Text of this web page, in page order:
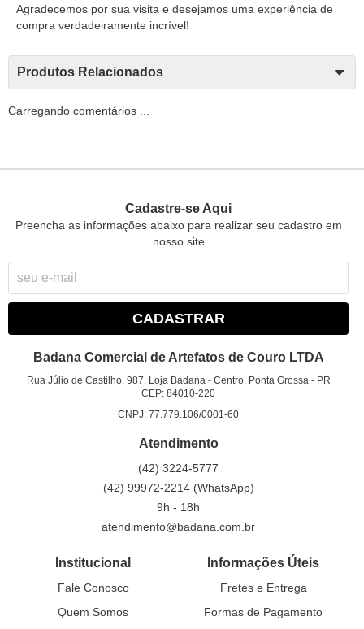
Agradecemos por sua visita e desejamos uma experiência de
compra verdadeiramente incrível!
Produtos Relacionados
Carregando comentários ...
Cadastre-se Aqui
Preencha as informações abaixo para realizar seu cadastro em
nosso site
CADASTRAR
Badana Comercial de Artefatos de Couro LTDA
Rua Júlio de Castilho, 987, Loja Badana - Centro, Ponta Grossa - PR
CEP: 84010-220
CNPJ: 77.779.106/0001-60
Atendimento
(42) 3224-5777
(42) 99972-2214 (WhatsApp)
9h - 18h
atendimento@badana.com.br
Institucional
Fale Conosco
Quem Somos
Informações Úteis
Fretes e Entrega
Formas de Pagamento